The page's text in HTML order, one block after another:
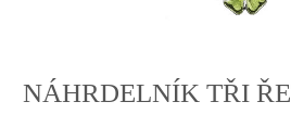
NÁHRDELNÍK TŘI